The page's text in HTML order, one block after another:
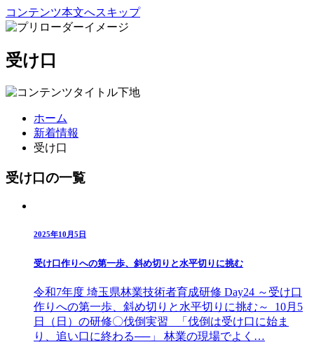
コンテンツ本文へスキップ
受け口
ホーム
新着情報
受け口
受け口の一覧
2025年10月5日
受け口作りへの第一歩、斜め切りと水平切りに挑む
令和7年度 埼玉県林業技術者育成研修 Day24 ～受け口
作りへの第一歩、斜め切りと水平切りに挑む～ 10月5
日（日）の研修〇伐倒実習 「伐倒は受け口に始ま
り、追い口に終わる──」 林業の現場でよく…